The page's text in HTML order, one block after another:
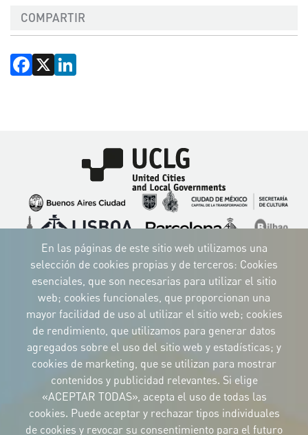
COMPARTIR
Facebook
X
Imagen
Imagen
Imagen
ImagenImagen Imagen
Imagen
ImagenImagenImagen
IDENTIDAD CORPORATIVA
Descargue
los logotipos
y el manual
NEWSLETTER
CONTACTO
Carrer Avinyó, 15
08002 Barcelona
culture@uclg.org
En las páginas de este sitio web utilizamos una
selección de cookies propias y de terceros: Cookies
esenciales, que son necesarias para utilizar el sitio
web; cookies funcionales, que proporcionan una
mayor facilidad de uso al utilizar el sitio web; cookies
de rendimiento, que utilizamos para generar datos
agregados sobre el uso del sitio web y estadísticas; y
cookies de marketing, que se utilizan para mostrar
contenidos y publicidad relevantes. Si elige
«ACEPTAR TODAS», acepta el uso de todas las
cookies. Puede aceptar y rechazar tipos individuales
de cookies y revocar su consentimiento para el futuro